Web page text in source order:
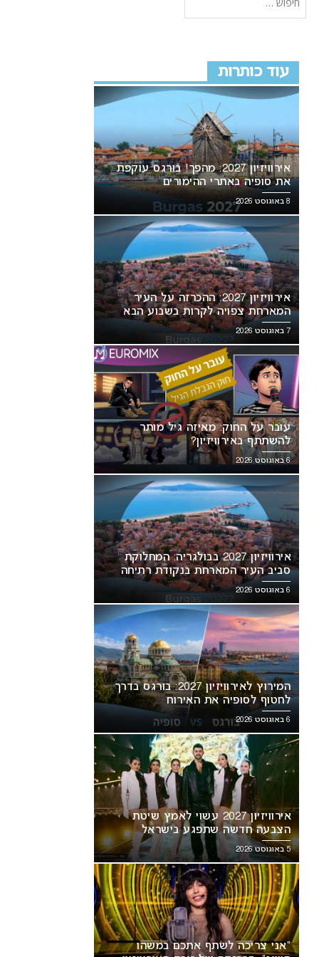
עוד כותרות
אירוויזיון 2027: מהפך! בורגס עוקפת
את סופיה באתרי ההימורים
8 באוגוסט 2026
אירוויזיון 2027: ההכרזה על העיר
המארחת צפויה לקרות בשבוע הבא
7 באוגוסט 2026
עובר על החוק: מאיזה גיל מותר
להשתתף באירוויזיון?
6 באוגוסט 2026
אירוויזיון 2027 בבולגריה: המחלוקת
סביב העיר המארחת בנקודת רתיחה
6 באוגוסט 2026
המירוץ לאירוויזיון 2027: בורגס בדרך
לחטוף לסופיה את האירוח
6 באוגוסט 2026
אירוויזיון 2027 עשוי לאמץ שיטת
הצבעה חדשה שתפגע בישראל
5 באוגוסט 2026
“אני צריכה לשתף אתכם במשהו